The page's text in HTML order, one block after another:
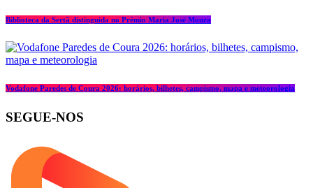
Biblioteca da Sertã distinguida no Prémio Maria José Moura
Vodafone Paredes de Coura 2026: horários, bilhetes, campismo, mapa e meteorologia
SEGUE-NOS